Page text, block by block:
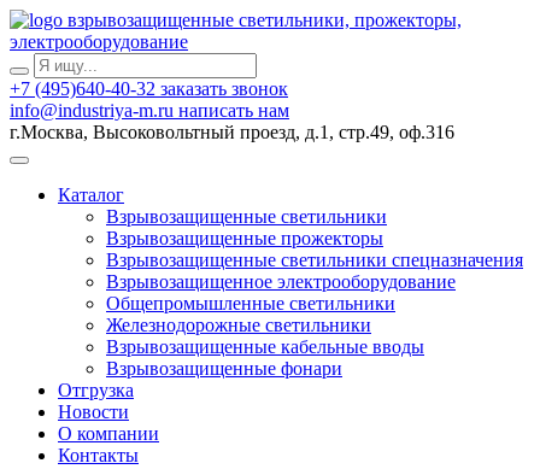
взрывозащищенные светильники, прожекторы,
электрооборудование
+7 (495)640-40-32 заказать звонок
info@industriya-m.ru написать нам
г.Москва, Высоковольтный проезд, д.1, стр.49, оф.316
Каталог
Взрывозащищенные светильники
Взрывозащищенные прожекторы
Взрывозащищенные светильники спецназначения
Взрывозащищенное электрооборудование
Общепромышленные светильники
Железнодорожные светильники
Взрывозащищенные кабельные вводы
Взрывозащищенные фонари
Отгрузка
Новости
О компании
Контакты